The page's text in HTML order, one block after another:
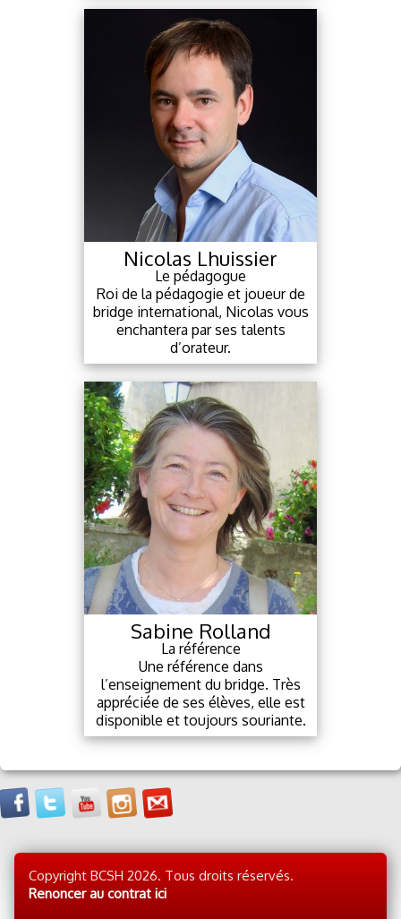
Sabine Rolland
La référence
Une référence dans
l’enseignement du bridge. Très
appréciée de ses élèves, elle est
disponible et toujours souriante.
Copyright BCSH 2026. Tous droits réservés.
Renoncer au contrat ici
Contactez l'auteur à sebastien@bcsh.fr